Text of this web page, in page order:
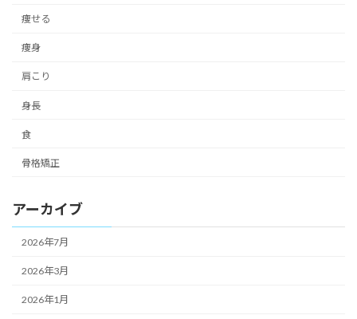
痩せる
痩身
肩こり
身長
食
骨格矯正
アーカイブ
2026年7月
2026年3月
2026年1月